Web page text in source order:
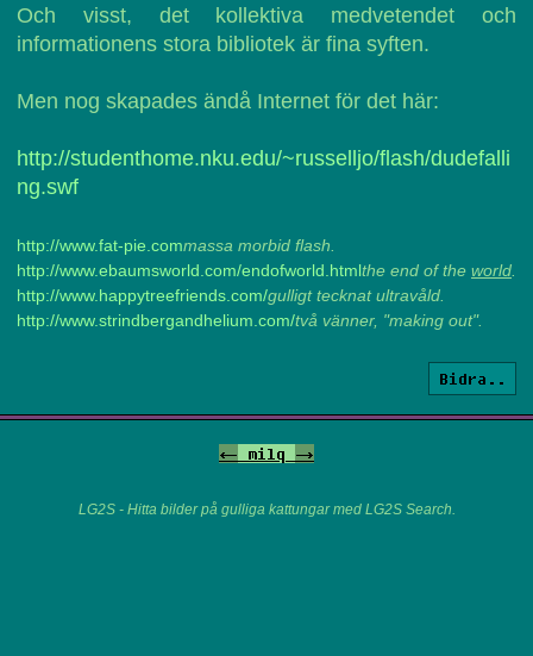
Och visst, det kollektiva medvetendet och
informationens stora bibliotek är fina syften.
Men nog skapades ändå Internet för det här:
http://studenthome.nku.edu/~russelljo/flash/dudefalli
ng.swf
http://www.fat-pie.commassa morbid flash.
http://www.ebaumsworld.com/endofworld.htmlthe end of the world
http://www.happytreefriends.com/gulligt tecknat ultravåld.
http://www.strindbergandhelium.com/två vänner, "making out".
Bidra..
<- milq ->
LG2S - Hitta bilder på gulliga kattungar med LG2S Search.